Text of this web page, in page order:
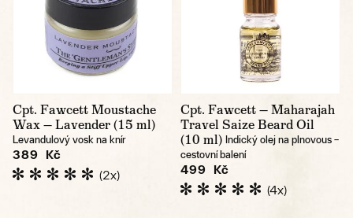
Cpt. Fawcett Moustache
Wax — Lavender (15 ml)
Levandulový vosk na knír
389 Kč
(2x)
Cpt. Fawcett — Maharajah
Travel Saize Beard Oil
(10 ml) Indický olej na plnovous –
cestovní balení
499 Kč
(4x)